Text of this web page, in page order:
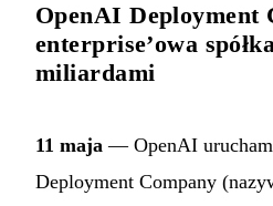
OpenAI
enterprise’owa
miliardami
11 maja — OpenAI
Deployment Company